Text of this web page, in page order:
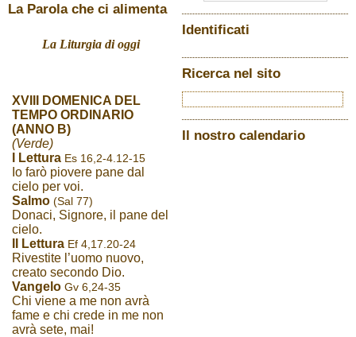
La Parola che ci alimenta
La Liturgia di oggi
XVIII DOMENICA DEL
TEMPO ORDINARIO
(ANNO B)
(Verde)
I Lettura Es 16,2-4.12-15
Io farò piovere pane dal
cielo per voi.
Salmo (Sal 77)
Donaci, Signore, il pane del
cielo.
II Lettura Ef 4,17.20-24
Rivestite l’uomo nuovo,
creato secondo Dio.
Vangelo Gv 6,24-35
Chi viene a me non avrà
fame e chi crede in me non
avrà sete, mai!
Identificati
Ricerca nel sito
Il nostro calendario